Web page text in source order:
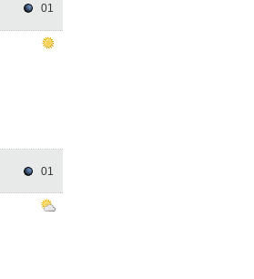
01
01